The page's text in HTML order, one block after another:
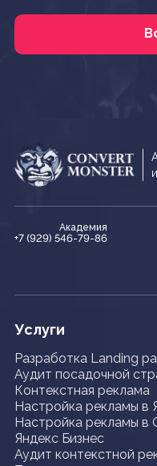
Академия
+7 (929) 546-79-86
Услуги
Разработка Landing
Аудит посадочной
Контекстная реклама
Настройка рекламы в
Настройка рекламы в
Яндекс Бизнес
Аудит контекстной